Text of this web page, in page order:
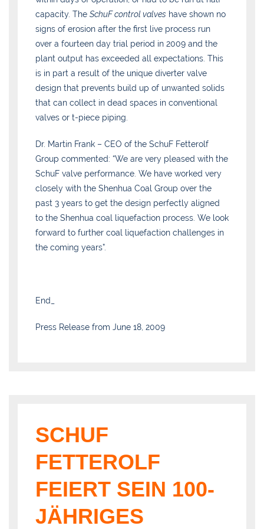
capacity. The SchuF control valves have shown no
signs of erosion after the first live process run
over a fourteen day trial period in 2009 and the
plant output has exceeded all expectations. This
is in part a result of the unique diverter valve
design that prevents build up of unwanted solids
that can collect in dead spaces in conventional
valves or t-piece piping.
Dr. Martin Frank – CEO of the SchuF Fetterolf
Group commented: “We are very pleased with the
SchuF valve performance. We have worked very
closely with the Shenhua Coal Group over the
past 3 years to get the design perfectly aligned
to the Shenhua coal liquefaction process. We look
forward to further coal liquefaction challenges in
the coming years”.
End_
Press Release from June 18, 2009
SCHUF
FETTEROLF
FEIERT SEIN 100-
JÄHRIGES